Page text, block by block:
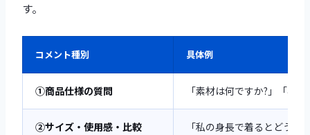
す。
コメント種別 具体例
①商品仕様の質問 「素材は何ですか?」「容
②サイズ・使用感・比較 「私の身長で着るとどう見